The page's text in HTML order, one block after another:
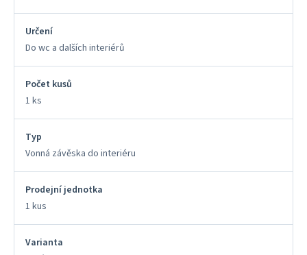
Určení
Do wc a dalších interiérů
Počet kusů
1 ks
Typ
Vonná závěska do interiéru
Prodejní jednotka
1 kus
Varianta